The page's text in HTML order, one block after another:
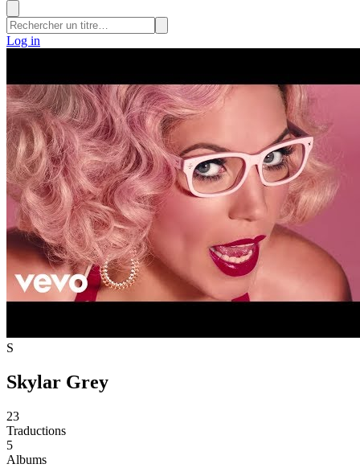
Log in
S
Skylar Grey
23
Traductions
5
Albums